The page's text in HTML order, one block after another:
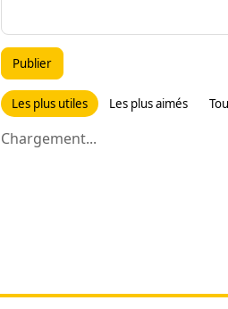
Publier
Les plus utiles Les plus aimés
Chargement...